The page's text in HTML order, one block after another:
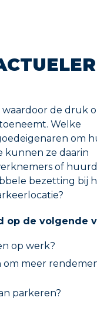
waardoor de druk
Welke
om
kunnen ze daarin
of
bezetting bij
op de volgende
op werk?
meer
parkeren?